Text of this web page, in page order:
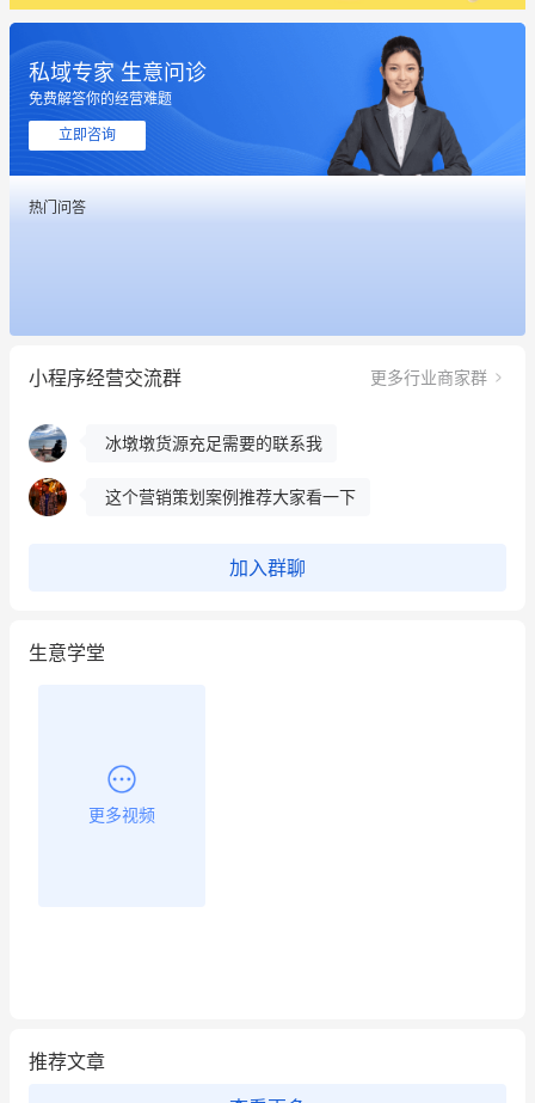
私域专家 生意问诊
免费解答你的经营难题
立即咨询
热门问答
小程序经营交流群 更多行业商家群
餐饮也得靠私域和服务提高竞争力
昨晚的直播课程太好啦❤️
冰墩墩货源充足需要的联系我
这个营销策划案例推荐大家看一下
加入群聊
生意学堂
更多视频
推荐文章